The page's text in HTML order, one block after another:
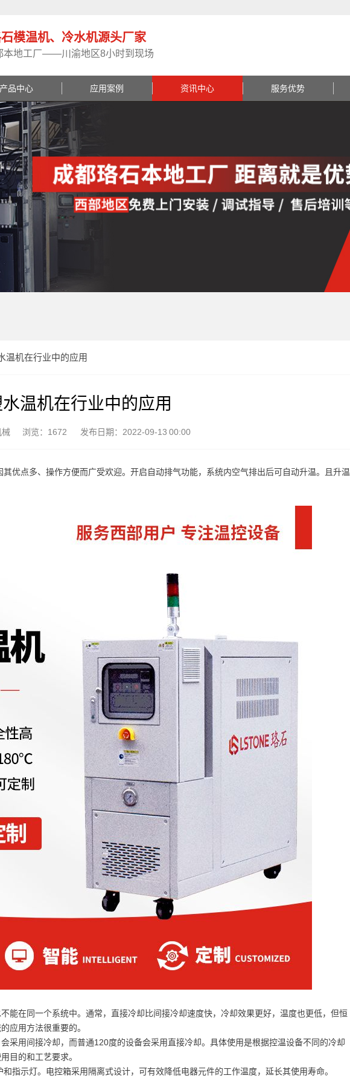
模温机、冷水机源头厂家
本地工厂——川渝地区8小时到现场
产品中心 应用案例 资讯中心 服务优势
温机在行业中的应用
温机在行业中的应用
械 浏览：1672 发布日期：2022-09-13 00:00
优点多、操作方便而广受欢迎。开启自动排气功能，系统内空气排出后可自动升温。且升温
能在同一个系统中。通常，直接冷却比间接冷却速度快，冷却效果更好，温度也更低，但恒
应用方法很重要的。
采用间接冷却，而普通120度的设备会采用直接冷却。具体使用是根据控温设备不同的冷却
目的和工艺要求。
指示灯。电控箱采用隔离式设计，可有效降低电器元件的工作温度，延长其使用寿命。